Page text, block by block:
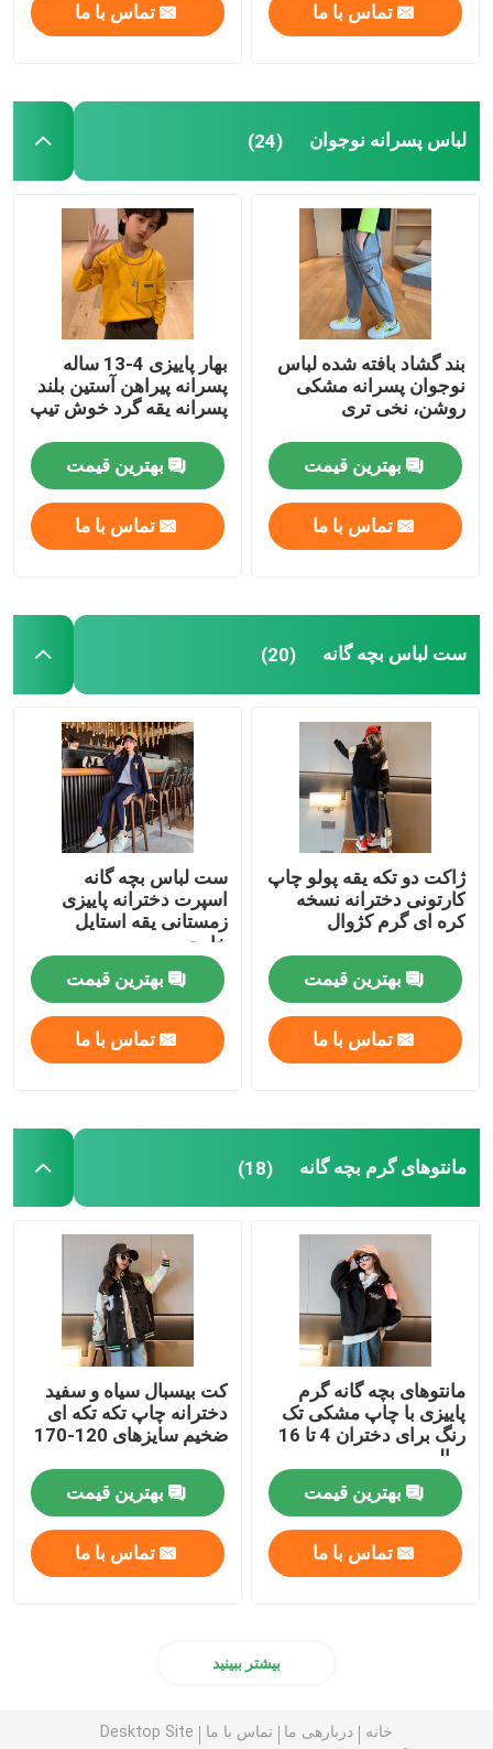
تماس با ما تماس با ما
لباس پسرانه نوجوان (24)
بند گشاد بافته شده لباس
نوجوان پسرانه مشکی
روشن، نخی تری
بهترین قیمت
تماس با ما
بهار پاییزی 4-13 ساله
پسرانه پیراهن آستین بلند
پسرانه یقه گرد خوش تیپ
بهترین قیمت
تماس با ما
ست لباس بچه گانه (20)
ژاکت دو تکه یقه پولو چاپ
کارتونی دخترانه نسخه
کره ای گرم کژوال
بهترین قیمت
تماس با ما
ست لباس بچه گانه
اسپرت دخترانه پاییزی
زمستانی یقه استایل
خارجی
بهترین قیمت
تماس با ما
مانتوهای گرم بچه گانه (18)
مانتوهای بچه گانه گرم
پاییزی با چاپ مشکی تک
رنگ برای دختران 4 تا 16
ساله
بهترین قیمت
تماس با ما
کت بیسبال سیاه و سفید
دخترانه چاپ تکه تکه ای
ضخیم سایزهای 120-170
بهترین قیمت
تماس با ما
بیشتر ببینید
خانه دربارهی ما تماس با ما Desktop Site